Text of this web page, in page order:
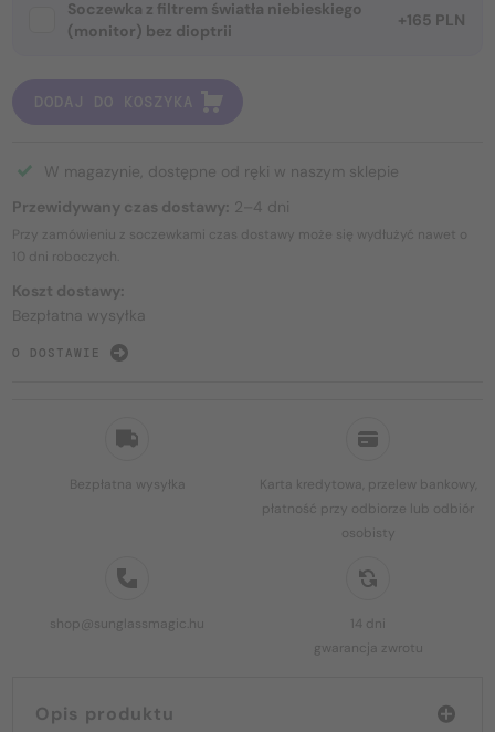
Bezpłatna wysyłka
Karta kredytowa, przelew bankowy,
płatność przy odbiorze lub odbiór
osobisty
shop@sunglassmagic.hu
14 dni
gwarancja zwrotu
Opis produktu
Soczewka z filtrem światła niebieskiego
(monitor) bez dioptrii
+165 PLN
DODAJ DO KOSZYKA
W magazynie, dostępne od ręki w naszym sklepie
Przewidywany czas dostawy: 2–4 dni
Przy zamówieniu z soczewkami czas dostawy może się wydłużyć nawet o
10 dni roboczych.
Koszt dostawy:
Bezpłatna wysyłka
O DOSTAWIE